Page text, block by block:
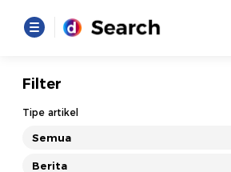
Filter
Tipe artikel
Semua
Berita